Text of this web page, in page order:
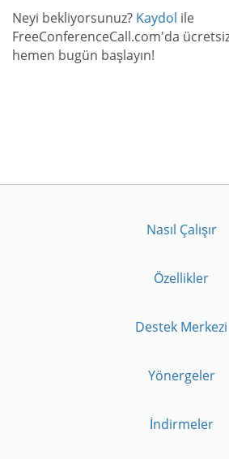
Neyi bekliyorsunuz? Kaydol ile
FreeConferenceCall.com'da
hemen bugün başlayın!
Nasıl Çalışır
Özellikler
Destek Merkezi
Yönergeler
İndirmeler